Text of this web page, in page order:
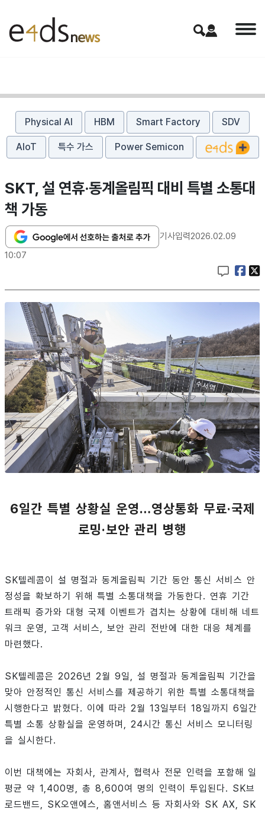
Physical AI HBM Smart Factory SDV
AIoT 특수 가스 Power Semicon
SKT, 설 연휴·동계올림픽 대비 특별 소통대
책 가동
기사입력2026.02.09
10:07
6일간 특별 상황실 운영…영상통화 무료·국제
로밍·보안 관리 병행
SK텔레콤이 설 명절과 동계올림픽 기간 동안 통신 서비스 안
정성을 확보하기 위해 특별 소통대책을 가동한다. 연휴 기간
트래픽 증가와 대형 국제 이벤트가 겹치는 상황에 대비해 네트
워크 운영, 고객 서비스, 보안 관리 전반에 대한 대응 체계를
마련했다.
SK텔레콤은 2026년 2월 9일, 설 명절과 동계올림픽 기간을
맞아 안정적인 통신 서비스를 제공하기 위한 특별 소통대책을
시행한다고 밝혔다. 이에 따라 2월 13일부터 18일까지 6일간
특별 소통 상황실을 운영하며, 24시간 통신 서비스 모니터링
을 실시한다.
이번 대책에는 자회사, 관계사, 협력사 전문 인력을 포함해 일
평균 약 1,400명, 총 8,600여 명의 인력이 투입된다. SK브
로드밴드, SK오앤에스, 홈앤서비스 등 자회사와 SK AX, SK